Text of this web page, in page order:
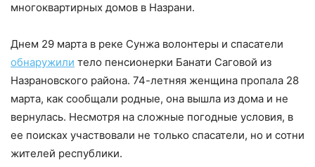
многоквартирных домов в Назрани.
Днем 29 марта в реке Сунжа волонтеры и спасатели
обнаружили тело пенсионерки Банати Саговой из
Назрановского района. 74-летняя женщина пропала 28
марта, как сообщали родные, она вышла из дома и не
вернулась. Несмотря на сложные погодные условия, в
ее поисках участвовали не только спасатели, но и сотни
жителей республики.